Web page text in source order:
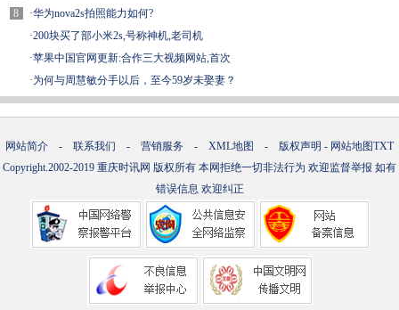
8
·华为nova2s拍照能力如何?
·200块买了部小米2s,号称神机,老司机
·苹果中国官网更新:合作三大视频网站,首次
·为何与周慧敏分手以后，至今59岁未娶妻？
网站简介 - 联系我们 - 营销服务 - XML地图 - 版权声明 - 网站地图TXT
Copyright.2002-2019 重庆时讯网 版权所有 本网拒绝一切非法行为 欢迎监督举报 如有
错误信息 欢迎纠正